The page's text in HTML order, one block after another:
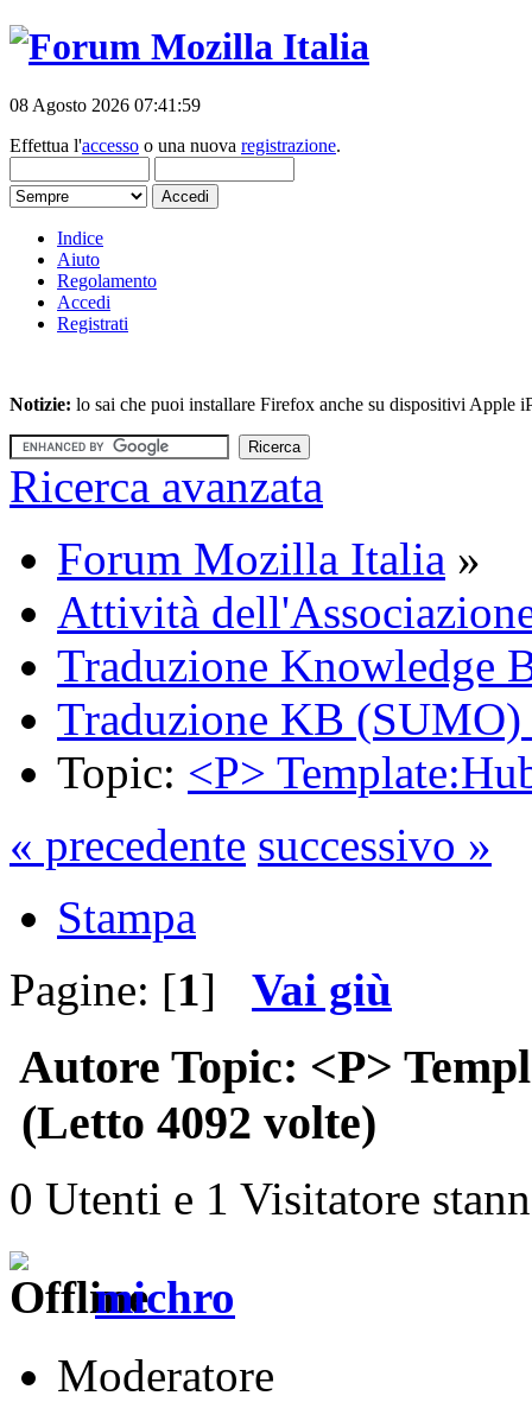
08 Agosto 2026 07:41:59
Effettua l'accesso o una nuova registrazione.
Indice
Aiuto
Regolamento
Accedi
Registrati
Notizie: lo sai che puoi installare Firefox anche su dispositivi Apple
Ricerca avanzata
Forum Mozilla Italia »
Attività
Traduzione Knowledge
Traduzione KB
Topic: <P>
« precedente successivo »
Stampa
Pagine: [1] Vai giù
Autore Topic: <P>
(Letto 4092 volte)
0 Utenti e 1 Visitatore
michro
Moderatore